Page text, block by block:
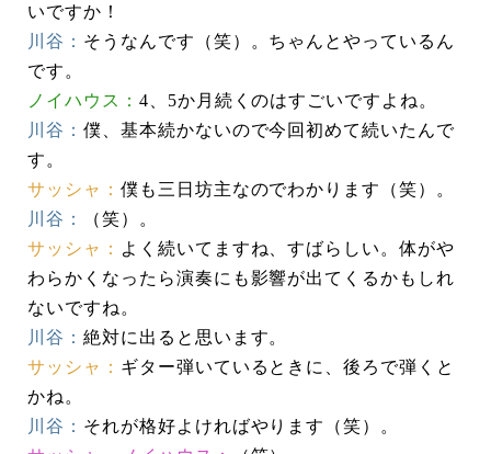
いですか！
川谷： そうなんです（笑）。ちゃんとやっているん
です。
ノイハウス： 4、5か月続くのはすごいですよね。
川谷： 僕、基本続かないので今回初めて続いたんで
す。
サッシャ： 僕も三日坊主なのでわかります（笑）。
川谷：
（笑）。
サッシャ： よく続いてますね、すばらしい。体がや
わらかくなったら演奏にも影響が出てくるかもしれ
ないですね。
川谷： 絶対に出ると思います。
サッシャ： ギター弾いているときに、後ろで弾くと
かね。
川谷： それが格好よければやります（笑）。